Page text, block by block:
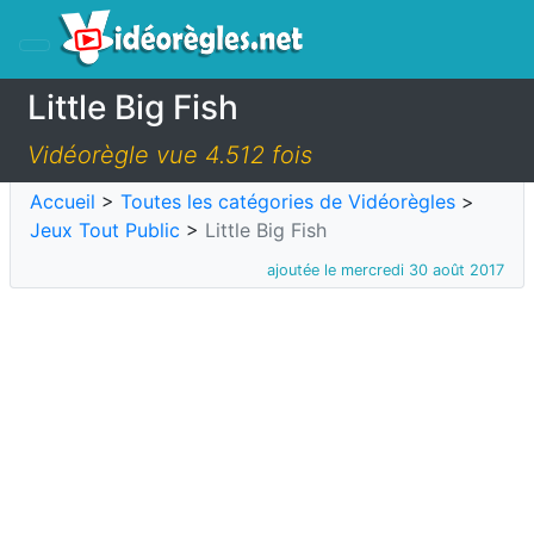
Little Big Fish
Vidéorègle vue 4.512 fois
Accueil > Toutes les catégories de Vidéorègles >
Jeux Tout Public > Little Big Fish
ajoutée le mercredi 30 août 2017